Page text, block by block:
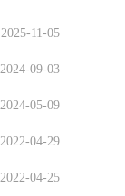
2025-11-05
2024-09-03
2024-05-09
2022-04-29
2022-04-25